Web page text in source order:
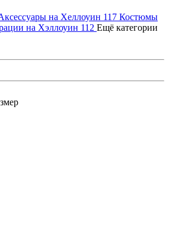
на Хеллоуин 117 Костюмы
на Хэллоуин 112 Ещё категории